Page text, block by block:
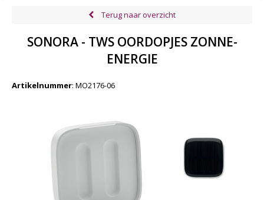
Terug naar overzicht
SONORA - TWS OORDOPJES ZONNE-
ENERGIE
Artikelnummer: MO2176-06